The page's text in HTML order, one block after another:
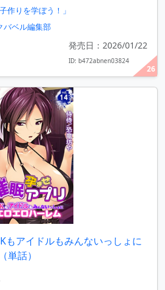
26
作りを学ぼう！」
バベル編集部
発売日：2026/01/22
ID: b472abnen03824
もアイドルもみんないっしょに
単話）